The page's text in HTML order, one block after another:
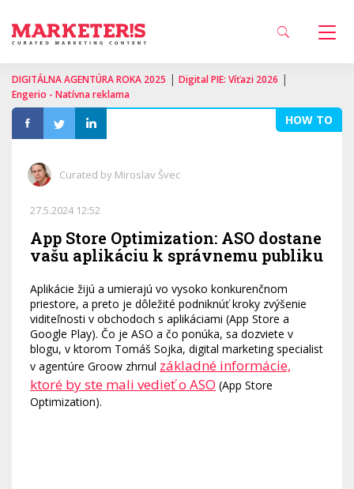
DIGITÁLNA AGENTÚRA ROKA 2025 | Digital PIE: Víťazi 2026 |
Engerio - Natívna reklama
HOW TO
Curated by Miroslav Švec
27.5.2024 12:52
App Store Optimization: ASO dostane
vašu aplikáciu k správnemu publiku
Aplikácie žijú a umierajú vo vysoko konkurenčnom
priestore, a preto je dôležité podniknúť kroky zvýšenie
viditeľnosti v obchodoch s aplikáciami (App Store a
Google Play). Čo je ASO a čo ponúka, sa dozviete v
blogu, v ktorom Tomáš Sojka, digital marketing specialist
v agentúre Groow zhrnul základné informácie,
ktoré by ste mali vedieť o ASO (App Store
Optimization).